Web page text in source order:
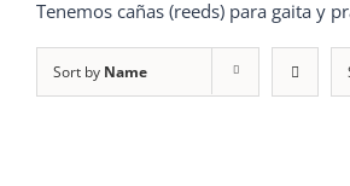
Tenemos cañas (reeds) para gaita y
Sort by Name